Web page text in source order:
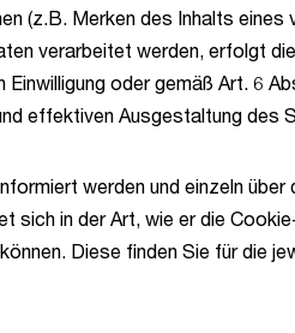
(z.B. Merken des Inhalts eines
verarbeitet werden, erfolgt
oder gemäß Art. 6
effektiven Ausgestaltung des
werden und einzeln über
sich in der Art, wie er die
Diese finden Sie für die